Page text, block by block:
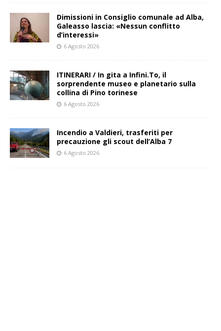
Dimissioni in Consiglio comunale ad Alba,
Galeasso lascia: «Nessun conflitto
d’interessi»
6 Agosto 2026
ITINERARI / In gita a Infini.To, il
sorprendente museo e planetario sulla
collina di Pino torinese
6 Agosto 2026
Incendio a Valdieri, trasferiti per
precauzione gli scout dell’Alba 7
6 Agosto 2026